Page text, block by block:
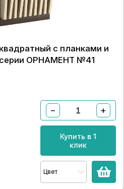
с планками и
серии ОРНАМЕНТ №41
− +
Купить в 1
клик
Цвет